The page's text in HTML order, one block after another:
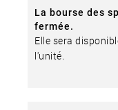
La bourse des
fermée.
Elle sera
l'unité.